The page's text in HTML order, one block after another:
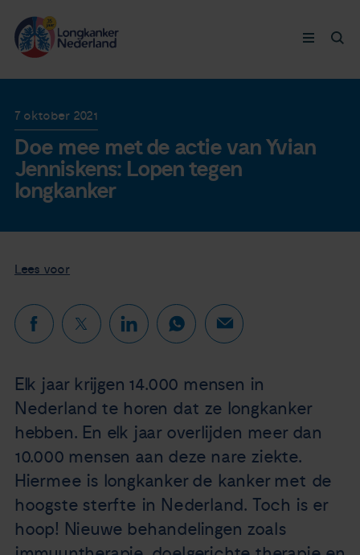
Doneer nu
Nieuws
Agenda
Over ons
Zorgverleners
Longkanker
Leven met
Ervaringen
7 oktober 2021
Doe mee met de actie van Yvian
Jenniskens: Lopen tegen
longkanker
Lees voor
Elk jaar krijgen 14.000 mensen in
Nederland te horen dat ze longkanker
hebben. En elk jaar overlijden meer dan
10.000 mensen aan deze nare ziekte.
Hiermee is longkanker de kanker met de
hoogste sterfte in Nederland. Toch is er
hoop! Nieuwe behandelingen zoals